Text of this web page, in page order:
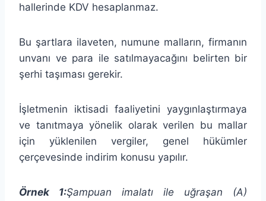
hallerinde KDV hesaplanmaz.
Bu şartlara ilaveten, numune malların, firmanın
unvanı ve para ile satılmayacağını belirten bir
şerhi taşıması gerekir.
İşletmenin iktisadi faaliyetini yaygınlaştırmaya
ve tanıtmaya yönelik olarak verilen bu mallar
için yüklenilen vergiler, genel hükümler
çerçevesinde indirim konusu yapılır.
Örnek 1:Şampuan imalatı ile uğraşan (A)